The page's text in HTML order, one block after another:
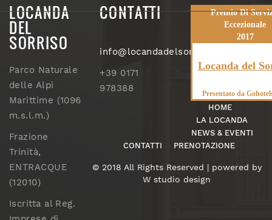
LOCANDA
DEL
SORRISO
Parco Naturale
delle Alpi
Marittime (1096
m.s.l.m.)
Frazione
Trinità,
ENTRACQUE
(12010)
Iscritta al Reg.
CONTATTI
info@locandadelsorriso.com
+39 0171
978388
Premio Di
Eccezionale
2017
Locanda del
Presentato da
HOME
LA LOCANDA
NEWS & EVENTI
CONTATTI
PRENOTAZIONE
© 2018 All Rights Reserved | powered by
W studio design